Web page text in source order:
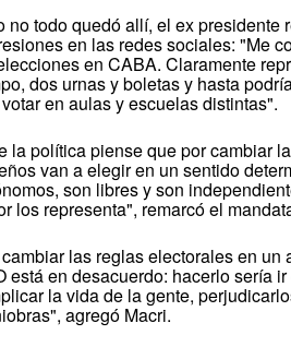
no todo quedó allí, el ex
en las redes sociales: "Me
en CABA. Claramente
dos urnas y boletas y hasta
en aulas y escuelas distintas".
la política piense que por cambiar
van a elegir en un sentido
son libres y son
los representa", remarcó el
las reglas electorales en
está en desacuerdo: hacerlo sería
la vida de la gente,
agregó Macri.